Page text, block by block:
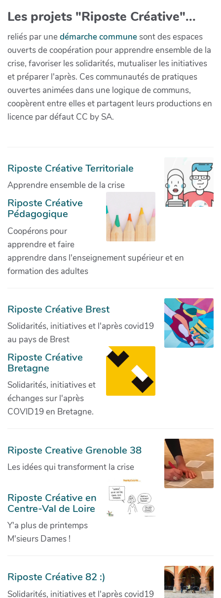
Les projets "Riposte Créative"...
reliés par unedémarche communesont des espaces
ouverts de coopération pour apprendre ensemble de la
crise, favoriser les solidarités, mutualiser les initiatives
et préparer l'après. Ces communautés de pratiques
ouvertes animées dans une logique de communs,
coopèrent entre elles et partagent leurs productions en
licence par défaut CC by SA.
Riposte Créative Territoriale
Apprendre ensemble de la crise
Riposte Créative
Pédagogique
Coopérons pour
apprendre et faire
apprendre dans l'enseignement supérieur et en
formation des adultes
Riposte Créative Brest
Solidarités, initiatives et l'après covid19
au pays de Brest
Riposte Créative
Bretagne
Solidarités, initiatives et
échanges sur l'après
COVID19 en Bretagne.
Riposte Creative Grenoble 38
Les idées qui transforment la crise
Riposte Créative en
Centre-Val de Loire
Y'a plus de printemps
M'sieurs Dames !
Riposte Créative 82 :)
Solidarités, initiatives et l'après covid19